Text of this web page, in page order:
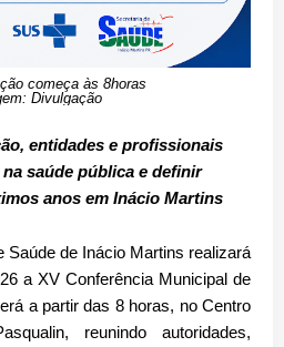
começa às 8horas
Divulgação
entidades e profissionais
saúde pública e definir
anos em Inácio Martins
Saúde de Inácio Martins realizará
a XV Conferência Municipal de
a partir das 8 horas, no Centro
reunindo autoridades,